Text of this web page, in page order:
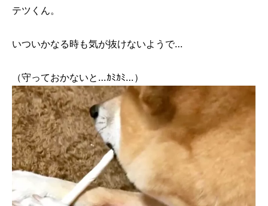
テツくん。
いついかなる時も気が抜けないようで…
（守っておかないと…ｶﾐｶﾐ…）